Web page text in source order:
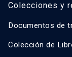
Colecciones y
Documentos de
Colección de